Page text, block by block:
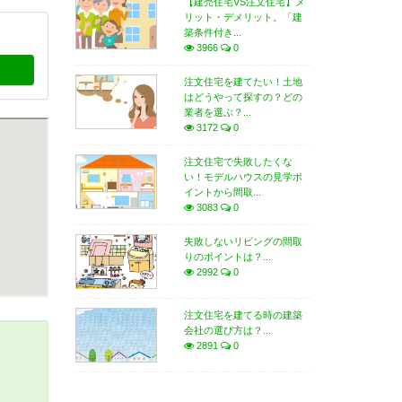
リット・デメリット。「建
築条件付き...
3966
0
注文住宅を建てたい！土地
はどうやって探すの？どの
業者を選ぶ？...
3172
0
注文住宅で失敗したくな
い！モデルハウスの見学ポ
イントから間取...
3083
0
失敗しないリビングの間取
りのポイントは？...
2992
0
注文住宅を建てる時の建築
会社の選び方は？...
2891
0